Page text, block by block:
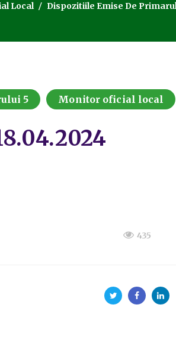
Local Dispozitiile Emise De
5 Monitor oficial local
435